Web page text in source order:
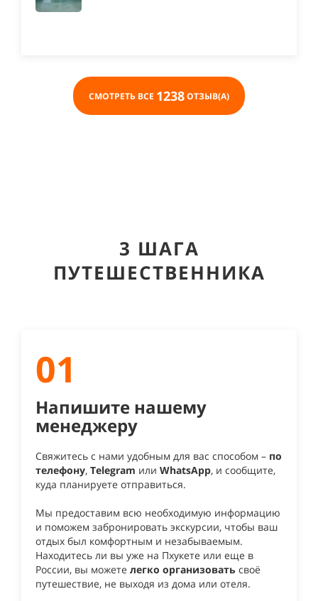
СМОТРЕТЬ ВСЕ 1238ОТЗЫВ(А)
3 ШАГА
ПУТЕШЕСТВЕННИКА
01
Напишите нашему
менеджеру
Свяжитесь с нами удобным для вас способом – по
телефону, Telegram или WhatsApp, и сообщите,
куда планируете отправиться.
Мы предоставим всю необходимую информацию
и поможем забронировать экскурсии, чтобы ваш
отдых был комфортным и незабываемым.
Находитесь ли вы уже на Пхукете или еще в
России, вы можете легко организовать своё
путешествие, не выходя из дома или отеля.